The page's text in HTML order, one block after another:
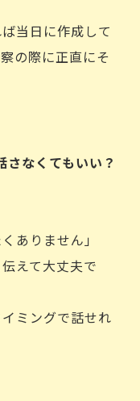
当日に作成して
の際に正直にそ
なくてもいい？
ありません」
えて大丈夫で
ミングで話せれ